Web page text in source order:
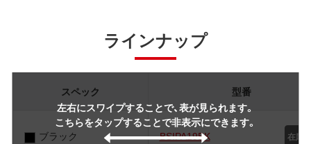
ラインナップ
左右にスワイプすることで、表が見られます。
こちらをタップすることで非表示にできます。
スペック 型番
ブラック BSIPA19BK